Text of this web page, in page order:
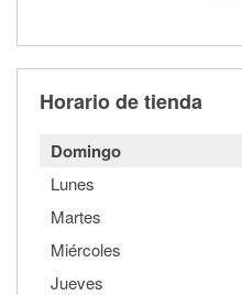
Horario de tienda
Domingo
Lunes
Martes
Miércoles
Jueves